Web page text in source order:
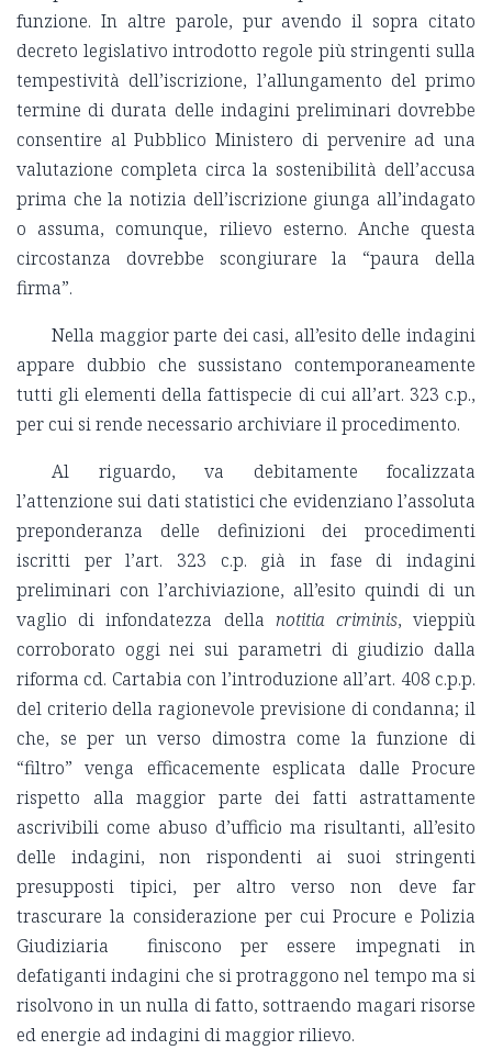
funzione. In altre parole, pur avendo il sopra citato
decreto legislativo introdotto regole più stringenti sulla
tempestività dell’iscrizione, l’allungamento del primo
termine di durata delle indagini preliminari dovrebbe
consentire al Pubblico Ministero di pervenire ad una
valutazione completa circa la sostenibilità dell’accusa
prima che la notizia dell’iscrizione giunga all’indagato
o assuma, comunque, rilievo esterno. Anche questa
circostanza dovrebbe scongiurare la “paura della
firma”.
Nella maggior parte dei casi, all’esito delle indagini
appare dubbio che sussistano contemporaneamente
tutti gli elementi della fattispecie di cui all’art. 323 c.p.,
per cui si rende necessario archiviare il procedimento.
Al riguardo, va debitamente focalizzata
l’attenzione sui dati statistici che evidenziano l’assoluta
preponderanza delle definizioni dei procedimenti
iscritti per l’art. 323 c.p. già in fase di indagini
preliminari con l’archiviazione, all’esito quindi di un
vaglio di infondatezza della notitia criminis, vieppiù
corroborato oggi nei sui parametri di giudizio dalla
riforma cd. Cartabia con l’introduzione all’art. 408 c.p.p.
del criterio della ragionevole previsione di condanna; il
che, se per un verso dimostra come la funzione di
“filtro” venga efficacemente esplicata dalle Procure
rispetto alla maggior parte dei fatti astrattamente
ascrivibili come abuso d’ufficio ma risultanti, all’esito
delle indagini, non rispondenti ai suoi stringenti
presupposti tipici, per altro verso non deve far
trascurare la considerazione per cui Procure e Polizia
Giudiziaria finiscono per essere impegnati in
defatiganti indagini che si protraggono nel tempo ma si
risolvono in un nulla di fatto, sottraendo magari risorse
ed energie ad indagini di maggior rilievo.